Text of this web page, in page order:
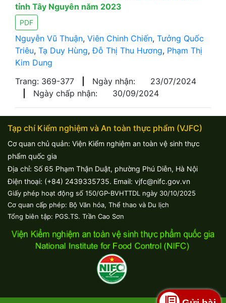
tỉnh Tây Nguyên năm 2023
PDF
Nguyễn Vũ Thuận, Viên Chinh Chiến, Tưởng Quốc
Triêu, Tạ Duy Hùng,Đỗ Thị Thu Hương, Phạm Thị
Kim Dung
Trang: 369-377
Ngày nhận:
23/07/2024
Ngày chấp nhận: 30/09/2024
Tạp chí Kiểm nghiệm và An toàn thực phẩm (VJFC)
Cơ quan chủ quản: Viện Kiểm nghiệm an toàn vệ sinh thực
phẩm quốc gia
Địa chỉ: Số 65 Phạm Thận Duật, phường Phú Diễn, Hà Nội
Điện thoại: (+84) 2439335735. Email: vjfc@nifc.gov.vn
Giấy phép hoạt động số 150/GP-BVHTTDL ngày 30/10/2025
Cơ quan cấp phép: Bộ Văn hóa, Thể thao và Du lịch
Tổng biên tập: PGS.TS. Trần Cao Sơn